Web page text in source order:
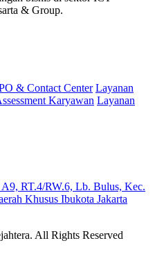
& Group.
& Contact Center Layanan
Karyawan Layanan
RT.4/RW.6, Lb. Bulus, Kec.
Khusus Ibukota Jakarta
All Rights Reserved